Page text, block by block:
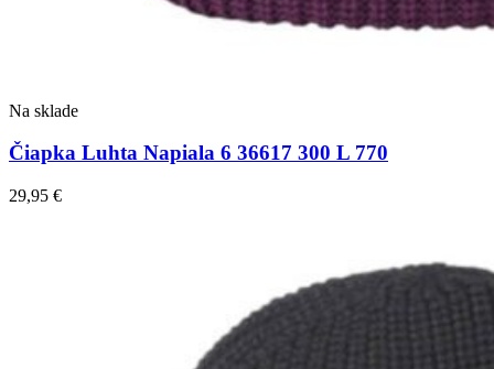
Na sklade
Čiapka Luhta Napiala 6 36617 300 L 770
29,95 €